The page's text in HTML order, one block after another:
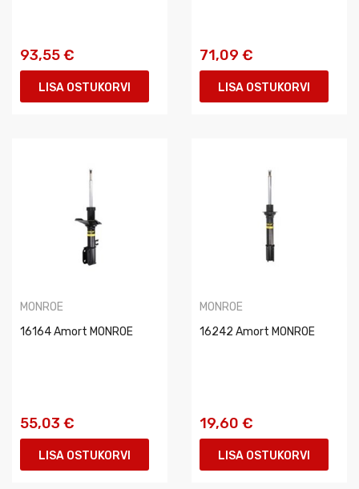
93,55 €
LISA OSTUKORVI
71,09 €
LISA OSTUKORVI
MONROE
16164 Amort MONROE
55,03 €
LISA OSTUKORVI
MONROE
16242 Amort MONROE
19,60 €
LISA OSTUKORVI